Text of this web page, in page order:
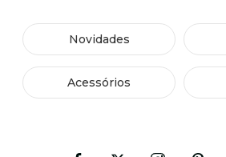
Novidades
Acessórios